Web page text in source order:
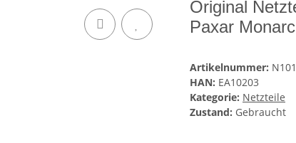
Original
Paxar
Artikelnummer:
HAN: EA10203
Kategorie: Netzteile
Zustand: Gebraucht